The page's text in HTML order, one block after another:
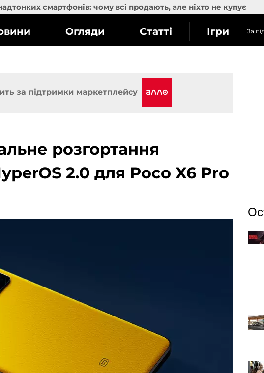
смартфонів: чому всі продають, але ніхто не купує
Огляди Статті Ігри За
за підтримки маркетплейсу
розгортання
2.0 для Poco X6 Pro